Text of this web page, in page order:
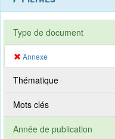
Type de document
Annexe
Thématique
Mots clés
Année de publication